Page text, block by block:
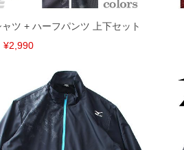
ツ + ハーフパンツ 上下セット
¥2,990